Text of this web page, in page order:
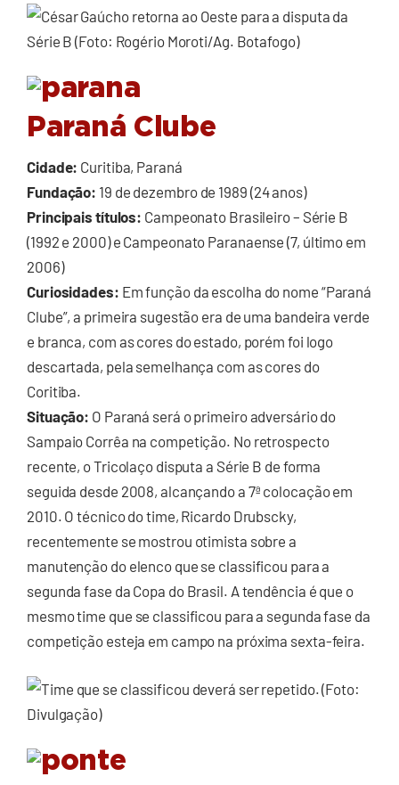
Paraná Clube
Cidade: Curitiba, Paraná
Fundação: 19 de dezembro de 1989 (24 anos)
Principais títulos: Campeonato Brasileiro – Série B
(1992 e 2000) e Campeonato Paranaense (7, último em
2006)
Curiosidades: Em função da escolha do nome “Paraná
Clube”, a primeira sugestão era de uma bandeira verde
e branca, com as cores do estado, porém foi logo
descartada, pela semelhança com as cores do
Coritiba.
Situação: O Paraná será o primeiro adversário do
Sampaio Corrêa na competição. No retrospecto
recente, o Tricolaço disputa a Série B de forma
seguida desde 2008, alcançando a 7ª colocação em
2010. O técnico do time, Ricardo Drubscky,
recentemente se mostrou otimista sobre a
manutenção do elenco que se classificou para a
segunda fase da Copa do Brasil. A tendência é que o
mesmo time que se classificou para a segunda fase da
competição esteja em campo na próxima sexta-feira.